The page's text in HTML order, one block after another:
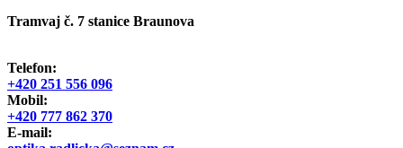
Tramvaj č. 7 stanice Braunova
Telefon:
+420 251 556 096
Mobil:
+420 777 862 370
E-mail: